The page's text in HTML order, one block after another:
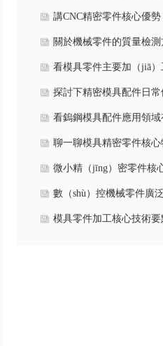
響（xiǎng）鎢鋼模具配
性？
講CNC精密零件核心優勢
什麽？
關於機械零件的質量檢測
（fāng）法有哪些呢？
看模具零件主要加（jiā）
什麽？
探討下精密模具配件日
有哪些（xiē）？
看鎢鋼模具配件應用領域
聊一聊模具精密零件核
麽？
微小精（jīng）密零件核
幾類？
數（shù）控機械零件廣
具（jù）體有（yǒu）哪
模具零件加工核心技術